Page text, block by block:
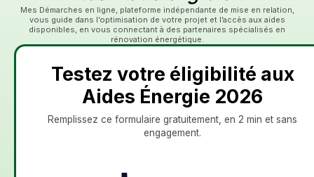
Mes Démarches en ligne, plateforme indépendante de mise en relation,
vous guide dans l’optimisation de votre projet et l’accès aux aides
disponibles, en vous connectant à des partenaires spécialisés en
rénovation énergétique.
Testez votre éligibilité aux
Aides Énergie 2026
Remplissez ce formulaire gratuitement, en 2 min et sans
engagement.